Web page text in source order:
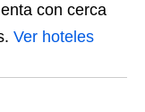
con cerca
Ver hoteles